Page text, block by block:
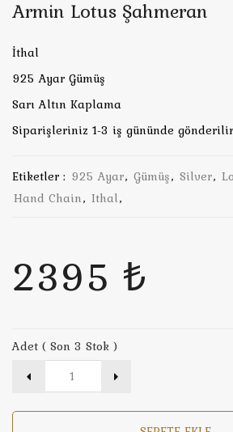
Armin Lotus Şahmeran
İthal
925 Ayar Gümüş
Sarı Altın Kaplama
Siparişleriniz 1-3 iş gününde
Etiketler : 925 Ayar, Gümüş, Silver,
Hand Chain, Ithal,
2395 ₺
Adet ( Son 3 Stok )